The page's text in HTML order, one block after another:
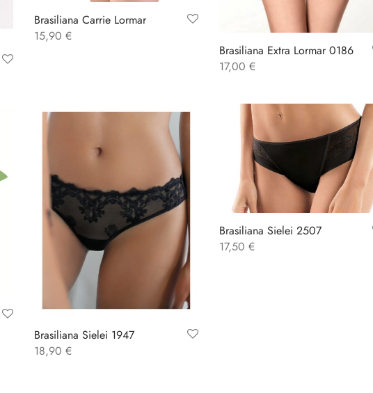
Brasiliana Carrie Lormar
15,90 €
Brasiliana Extra Lormar 0186
17,00 €
Brasiliana Sielei 1947
18,90 €
Brasiliana Sielei 2507
17,50 €